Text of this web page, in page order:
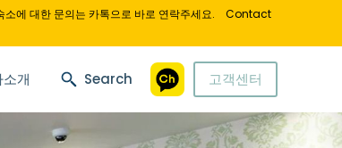
에 대한 문의는 카톡으로 바로 연락주세요.
Contact
개 Search 고객센터